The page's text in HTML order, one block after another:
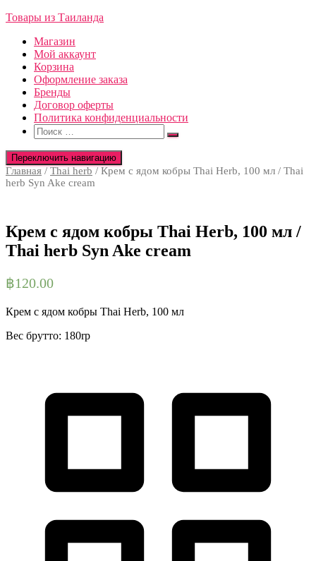
Товары из Таиланда
Магазин
Мой аккаунт
Корзина
Оформление заказа
Бренды
Договор оферты
Политика конфиденциальности
Найти:
Переключить навигацию
Главная / Thai herb / Крем с ядом кобры Thai Herb, 100 мл / Thai
herb Syn Ake cream
Крем с ядом кобры Thai Herb, 100 мл /
Thai herb Syn Ake cream
฿120.00
Крем с ядом кобры Thai Herb, 100 мл
Вес брутто: 180rp